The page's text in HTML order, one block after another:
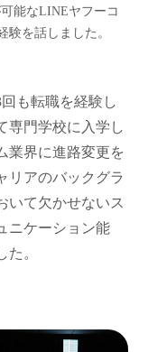
能なLINEヤフーコ
験を話しました。
も転職を経験し
専門学校に入学し
業界に進路変更を
リアのバックグラ
いて欠かせないス
ニケーション能
。